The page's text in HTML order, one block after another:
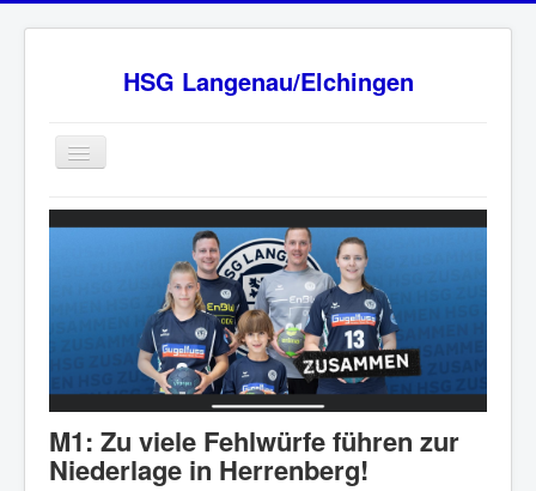
HSG Langenau/Elchingen
Home
BW Oberliga Staffel 2
Sponsoren
HSG - Fanshop
News
Ansprechpartner
M1: Zu viele Fehlwürfe führen zur
Niederlage in Herrenberg!